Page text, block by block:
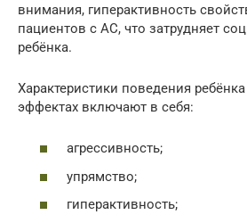
внимания, гиперактивность
пациентов с АС, что затрудняет
ребёнка.
Характеристики поведения
эффектах включают в себя:
агрессивность;
упрямство;
гиперактивность;